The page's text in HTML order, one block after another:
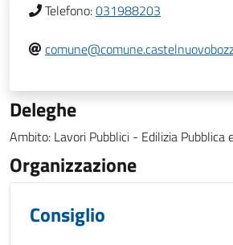
Telefono:031988203
Deleghe
Ambito: Lavori Pubblici - Edilizia Pubblica
Organizzazione
Consiglio